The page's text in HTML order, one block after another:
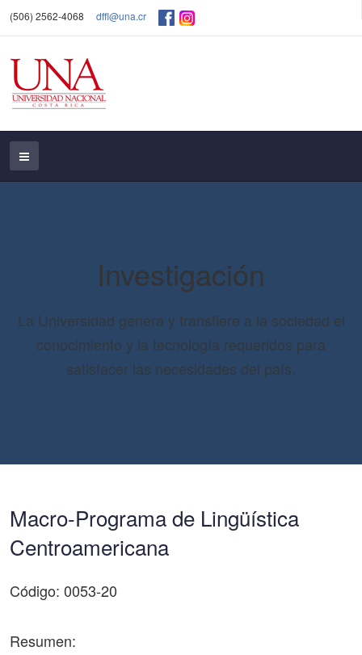
(506) 2562-4068 dffl@una.cr
Investigación
La Universidad genera y transfiere a la sociedad el
conocimiento y la tecnología requeridos para
satisfacer las necesidades del país.
Macro-Programa de Lingüística
Centroamericana
Código: 0053-20
Resumen: